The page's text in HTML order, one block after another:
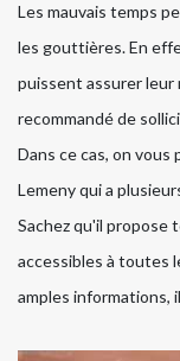
Les mauvais temps
les gouttières. En
puissent assurer leur
recommandé de
Dans ce cas, on
Lemeny qui a
Sachez qu'il
accessibles à toutes
amples informations,